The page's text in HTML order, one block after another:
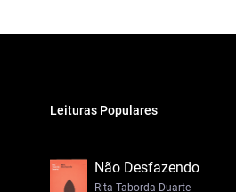
Leituras Populares
Não Desfazendo
Rita Taborda Duarte